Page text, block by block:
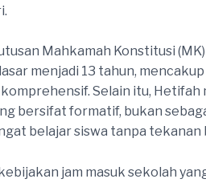
Mahkamah Konstitusi
menjadi 13 tahun,
Selain itu,
bersifat formatif, bukan
belajar siswa tanpa tekanan
jam masuk sekolah